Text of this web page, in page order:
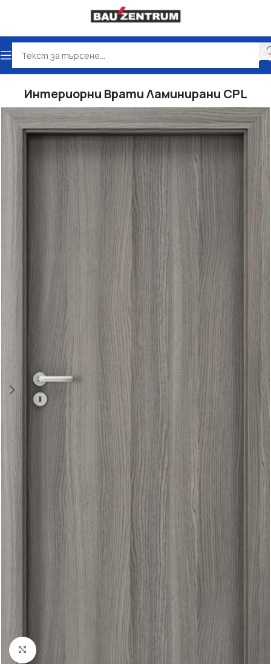
Начало ВРАТИ Интериорни Врати
Интериорни Врати Ламинирани CPL
Увеличи